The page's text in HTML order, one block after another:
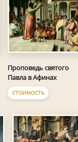
Проповедь святого
Павла в Афинах
СТОИМОСТЬ